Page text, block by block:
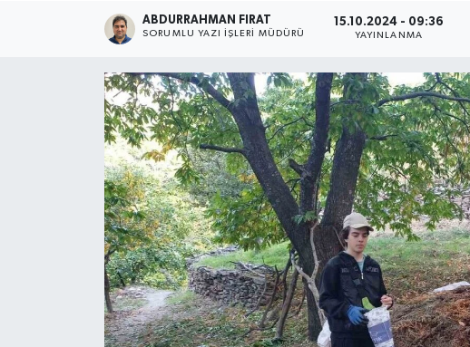
ABDURRAHMAN FIRAT
SORUMLU YAZI İŞLERI MÜDÜRÜ
15.10.2024 - 09:36
YAYINLANMA
Haber Arşivi